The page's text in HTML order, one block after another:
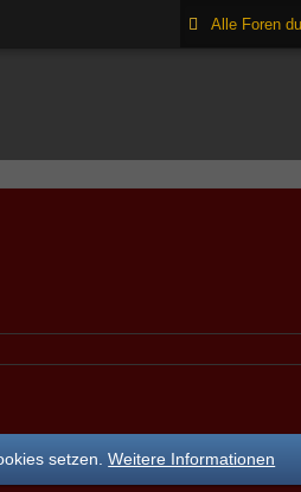
setzen.Weitere Informationen